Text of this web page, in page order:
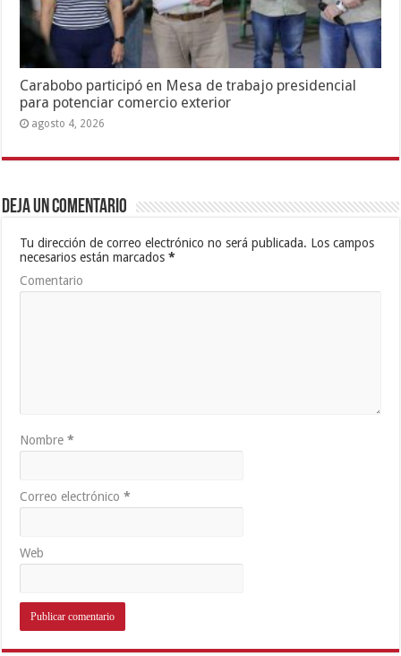
Carabobo participó en Mesa de trabajo presidencial
para potenciar comercio exterior
agosto 4, 2026
Deja un comentario
Tu dirección de correo electrónico no será publicada. Los campos
necesarios están marcados*
Comentario
Nombre*
Correo electrónico*
Web